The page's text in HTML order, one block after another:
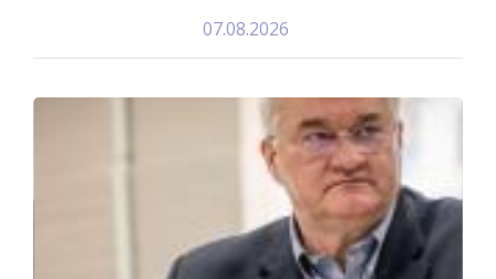
07.08.2026